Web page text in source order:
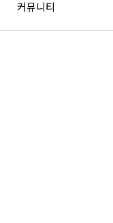
커뮤니티